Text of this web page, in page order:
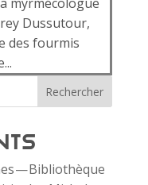
Dussutour,
des fourmis
Rechercher
— Bibliothèque